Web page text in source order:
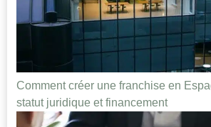
Comment créer une franchise en
statut juridique et financement